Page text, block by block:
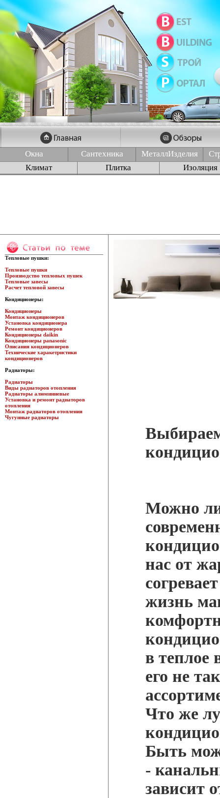
Окна Сантехника МеталлИзделия
Климат
Плитка Изоляция
Тепловые пушки:
Тепловые пушки
Производство тепловых пушек
Тепловые завесы
Расчет тепловой завесы
Кондиционеры:
Кондиционеры
Монтаж кондиционеров
Установка кондиционера
Ремонт кондиционеров
Кондиционеры daikin
Кондиционеры panasonic
Описания кондиционеров
Технические харакетристики
кондиционеров
Радиаторы:
Радиаторы
Виды радиаторов отопления
Радиаторы алюминиевые
Установка и ремонт радиаторов
отопления
Монтаж радиаторов отопления
Чугунные радиаторы
Можно
нас от
жизнь
в теплое
его не
Что же
Быть
-
зависит